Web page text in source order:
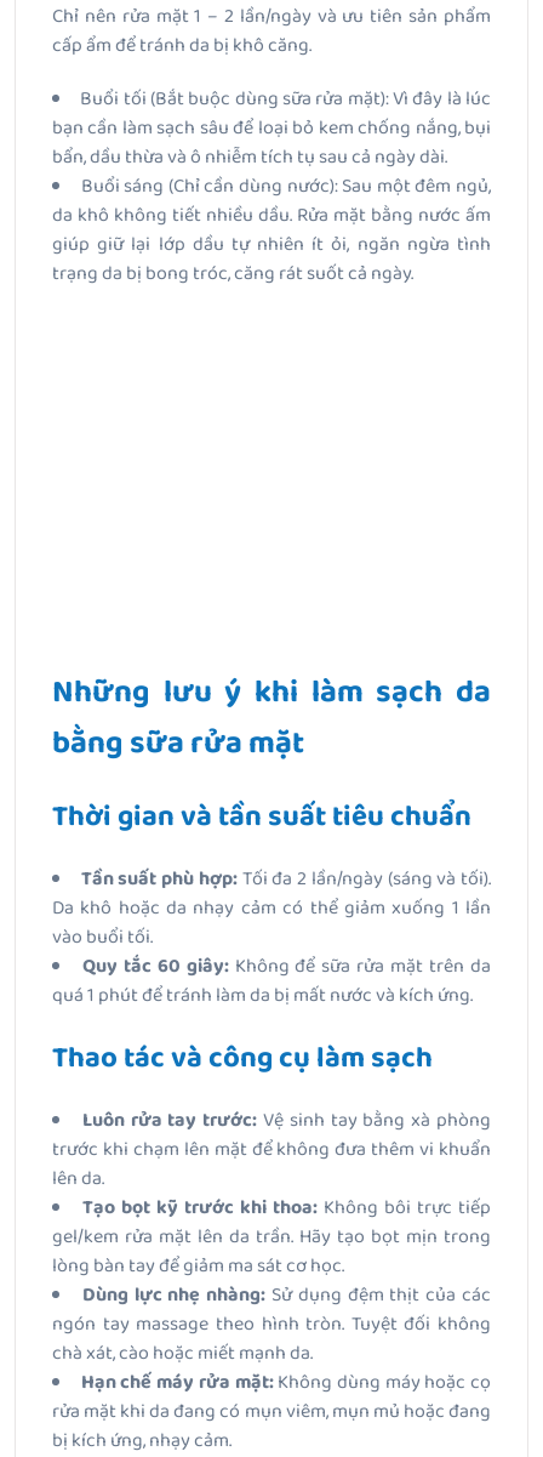
Chỉ nên rửa mặt 1 – 2 lần/ngày và ưu tiên sản phẩm
cấp ẩm để tránh da bị khô căng.
Buổi tối (Bắt buộc dùng sữa rửa mặt): Vì đây là lúc
bạn cần làm sạch sâu để loại bỏ kem chống nắng, bụi
bẩn, dầu thừa và ô nhiễm tích tụ sau cả ngày dài.
Buổi sáng (Chỉ cần dùng nước): Sau một đêm ngủ,
da khô không tiết nhiều dầu. Rửa mặt bằng nước ấm
giúp giữ lại lớp dầu tự nhiên ít ỏi, ngăn ngừa tình
trạng da bị bong tróc, căng rát suốt cả ngày.
Những lưu ý khi làm sạch da
bằng sữa rửa mặt
Thời gian và tần suất tiêu chuẩn
Tần suất phù hợp:Tối đa 2 lần/ngày (sáng và tối).
Da khô hoặc da nhạy cảm có thể giảm xuống 1 lần
vào buổi tối.
Quy tắc 60 giây: Không để sữa rửa mặt trên da
quá 1 phút để tránh làm da bị mất nước và kích ứng.
Thao tác và công cụ làm sạch
Luôn rửa tay trước:Vệ sinh tay bằng xà phòng
trước khi chạm lên mặt để không đưa thêm vi khuẩn
lên da.
Tạo bọt kỹ trước khi thoa: Không bôi trực tiếp
gel/kem rửa mặt lên da trần. Hãy tạo bọt mịn trong
lòng bàn tay để giảm ma sát cơ học.
Dùng lực nhẹ nhàng: Sử dụng đệm thịt của các
ngón tay massage theo hình tròn. Tuyệt đối không
chà xát, cào hoặc miết mạnh da.
Hạn chế máy rửa mặt:Không dùng máy hoặc cọ
rửa mặt khi da đang có mụn viêm, mụn mủ hoặc đang
bị kích ứng, nhạy cảm.